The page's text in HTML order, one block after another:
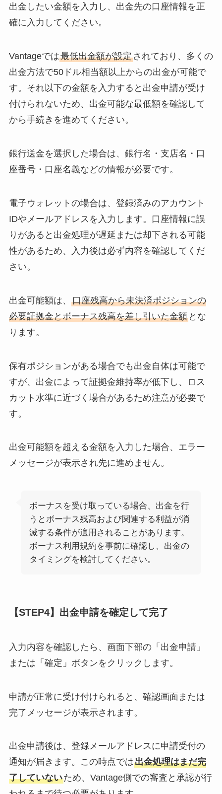
出金したい金額を入力し、出金先の口座情報を正
確に入力してください。
Vantageでは最低出金額が設定されており、多くの
出金方法で50ドル相当額以上からの出金が可能で
す。それ以下の金額を入力すると出金申請が受け
付けられないため、出金可能な最低額を確認して
から手続きを進めてください。
銀行送金を選択した場合は、銀行名・支店名・口
座番号・口座名義などの情報が必要です。
電子ウォレットの場合は、登録済みのアカウント
IDやメールアドレスを入力します。口座情報に誤
りがあると出金処理が遅延または却下される可能
性があるため、入力後は必ず内容を確認してくだ
さい。
出金可能額は、 口座残高から未決済ポジションの
必要証拠金とボーナス残高を差し引いた金額とな
ります。
保有ポジションがある場合でも出金自体は可能で
すが、出金によって証拠金維持率が低下し、ロス
カット水準に近づく場合があるため注意が必要で
す。
出金可能額を超える金額を入力した場合、エラー
メッセージが表示され先に進めません。
ボーナスを受け取っている場合、出金を行
うとボーナス残高および関連する利益が消
滅する条件が適用されることがあります。
ボーナス利用規約を事前に確認し、出金の
タイミングを検討してください。
【STEP4】出金申請を確定して完了
入力内容を確認したら、画面下部の「出金申請」
または「確定」ボタンをクリックします。
申請が正常に受け付けられると、確認画面または
完了メッセージが表示されます。
出金申請後は、登録メールアドレスに申請受付の
通知が届きます。この時点では出金処理はまだ完
了していないため、Vantage側での審査と承認が行